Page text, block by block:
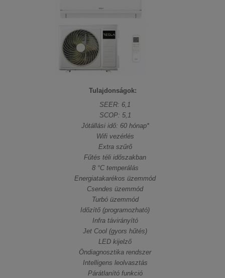
Tulajdonságok:
SEER: 6,1
SCOP: 5,1
Jótállási idő: 60 hónap*
Wifi vezérlés
Extra szűrő
Fűtés téli időszakban
8 °C temperálás
Energiatakarékos üzemmód
Csendes üzemmód
Turbó üzemmód
Időzítő (programozható)
Infra távirányító
Jet Cool (gyors hűtés)
LED kijelző
Öndiagnosztika rendszer
Intelligens leolvasztás
Párátlanító funkció